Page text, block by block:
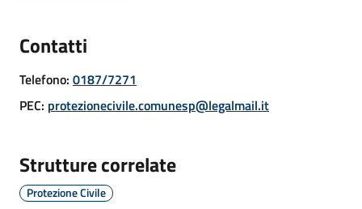
Militare
Amministrazione
Novità
Servizi
Contatti
Telefono: 0187/7271
PEC: protezionecivile.comunesp@legalmail.it
Strutture correlate
Protezione Civile